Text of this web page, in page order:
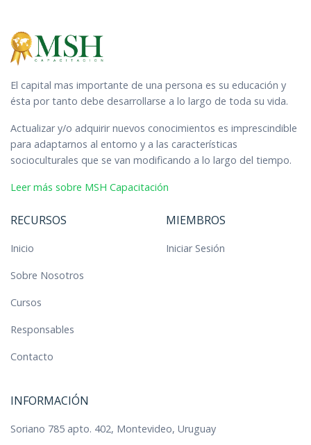
El capital mas importante de una persona es su educación y
ésta por tanto debe desarrollarse a lo largo de toda su vida.
Actualizar y/o adquirir nuevos conocimientos es imprescindible
para adaptarnos al entorno y a las características
socioculturales que se van modificando a lo largo del tiempo.
Leer más sobre MSH Capacitación
RECURSOS
Inicio
Sobre Nosotros
Cursos
Responsables
Contacto
MIEMBROS
Iniciar Sesión
INFORMACIÓN
Soriano 785 apto. 402, Montevideo, Uruguay